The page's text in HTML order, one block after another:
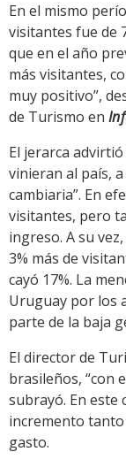
En el mismo
visitantes fue de
que en el año
más visitantes,
muy positivo”,
de Turismo en
El jerarca
vinieran al país,
cambiaria”. En
visitantes, pero
ingreso. A su
3% más de
cayó 17%. La
Uruguay por los
parte de la baja
El director de
brasileños, “con
subrayó. En este
incremento
gasto.